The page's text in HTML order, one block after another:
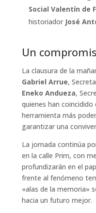
Social Valentín de
historiador José
Un
La clausura de la
Gabriel Arrue,
Eneko Andueza,
quienes han
herramienta más
garantizar una
La jornada continúa
en la calle Prim, con
profundizarán en el
frente al fenómeno
«alas de la memoria»
hacia un futuro mejor.